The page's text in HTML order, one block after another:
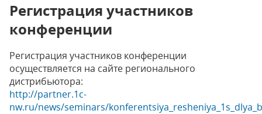
Регистрация участников
конференции
Регистрация участников конференции
осуществляется на сайте регионального
дистрибьютора:
http://partner.1c-
nw.ru/news/seminars/